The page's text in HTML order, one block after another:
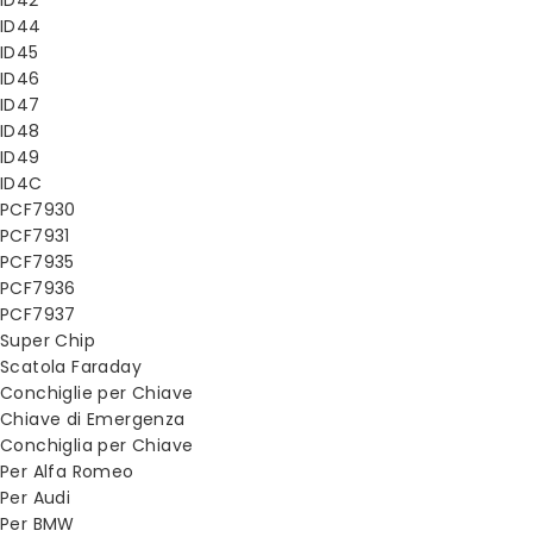
ID44
ID45
ID46
ID47
ID48
ID49
ID4C
PCF7930
PCF7931
PCF7935
PCF7936
PCF7937
Super Chip
Scatola Faraday
Conchiglie per Chiave
Chiave di Emergenza
Conchiglia per Chiave
Per Alfa Romeo
Per Audi
Per BMW